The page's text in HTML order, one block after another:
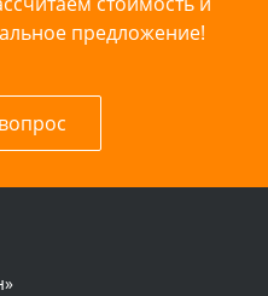
предложение!